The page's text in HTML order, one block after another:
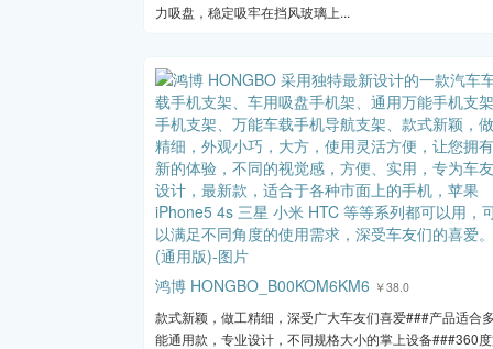
力吸盘，稳定吸牢在挡风玻璃上...
鸿博 HONGBO_B00KOM6KM6 ￥38.0
款式新颖，做工精细，深受广大车友们喜爱###产品适合
能通用款，专业设计，不同规格大小的掌上设备###360